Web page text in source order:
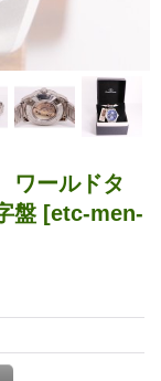
ールドタ
盤 [etc-men-